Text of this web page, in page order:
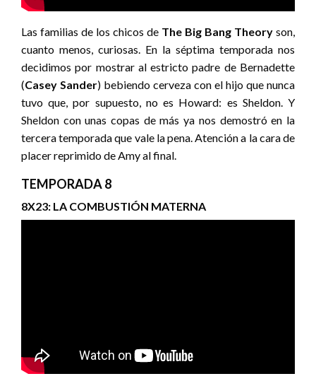
Las familias de los chicos de The Big Bang Theory son,
cuanto menos, curiosas. En la séptima temporada nos
decidimos por mostrar al estricto padre de Bernadette
(Casey Sander) bebiendo cerveza con el hijo que nunca
tuvo que, por supuesto, no es Howard: es Sheldon. Y
Sheldon con unas copas de más ya nos demostró en la
tercera temporada que vale la pena. Atención a la cara de
placer reprimido de Amy al final.
TEMPORADA 8
8X23: LA COMBUSTIÓN MATERNA